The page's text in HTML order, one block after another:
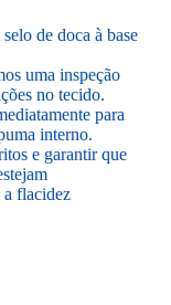
de doca à base
uma inspeção
no tecido.
para
interno.
e garantir que
a flacidez